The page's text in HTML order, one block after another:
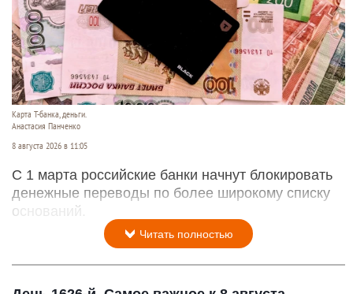
Карта Т-банка, деньги.
Анастасия Панченко
8 августа 2026 в 11:05
С 1 марта российские банки начнут блокировать
денежные переводы по более широкому списку
оснований.
Читать полностью